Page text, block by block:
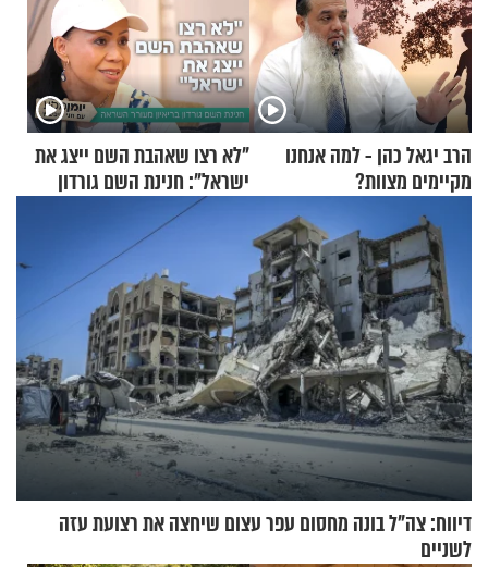
הרב יגאל כהן - למה אנחנו
מקיימים מצוות?
"לא רצו שאהבת השם ייצג את
ישראל": חנינת השם גורדון
בריאיון מעורר השראה
דיווח: צה"ל בונה מחסום עפר עצום שיחצה את רצועת עזה
לשניים